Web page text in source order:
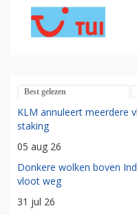
Best gelezen
KLM annuleert meerdere
staking
05 aug 26
Donkere wolken boven
vloot weg
31 jul 26